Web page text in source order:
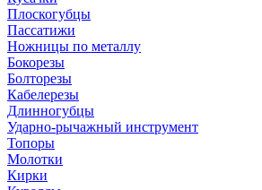
Плоскогубцы
Пассатижи
Ножницы по металлу
Бокорезы
Болторезы
Кабелерезы
Длинногубцы
Ударно-рычажный инструмент
Топоры
Молотки
Кирки